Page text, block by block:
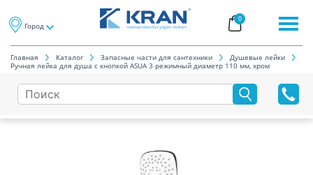
Город
0
Главная Каталог Запасные части для сантехники
Душевые лейки
Ручная лейка для душа с кнопкой ASUA 3 режимный диаметр 110 мм, хром